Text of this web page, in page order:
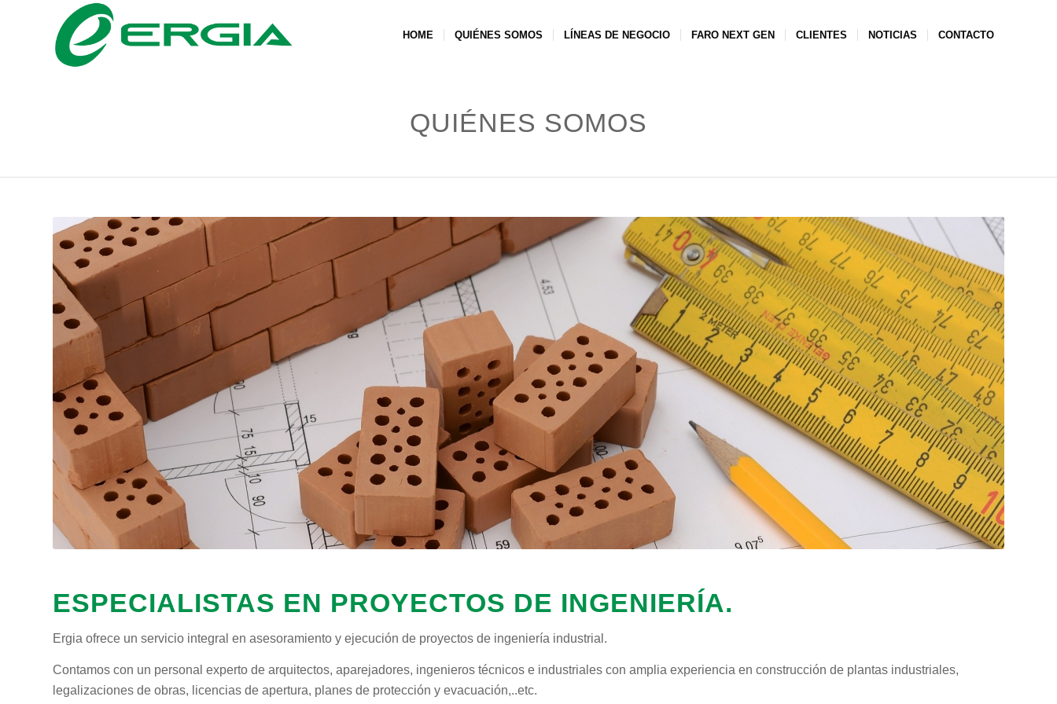
HOME QUIÉNES SOMOS LÍNEAS DE NEGOCIO FARO NEXT GEN CLIENTES NOTICIAS CONTACTO
QUIÉNES SOMOS
ESPECIALISTAS EN PROYECTOS DE INGENIERÍA.
Ergia ofrece un servicio integral en asesoramiento y ejecución de proyectos de ingeniería industrial.
Contamos con un personal experto de arquitectos, aparejadores, ingenieros técnicos e industriales con amplia experiencia en construcción de plantas industriales,
legalizaciones de obras, licencias de apertura, planes de protección y evacuación,..etc.